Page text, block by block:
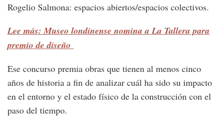
Rogelio Salmona: espacios abiertos/espacios colectivos.
Lee más: Museo londinense nomina a La Tallera para
premio de diseño
Ese concurso premia obras que tienen al menos cinco
años de historia a fin de analizar cuál ha sido su impacto
en el entorno y el estado físico de la construcción con el
paso del tiempo.